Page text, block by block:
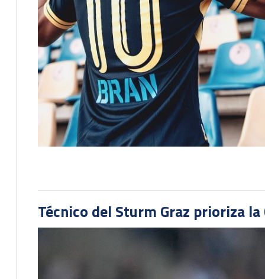
Técnico del Sturm Graz prioriza